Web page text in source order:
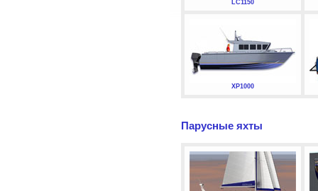
LC1150
XP1000
Парусные яхты